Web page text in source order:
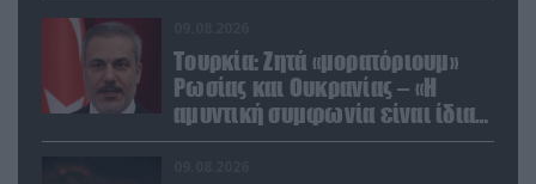
Τουρκία: Ζητά «μορατόριουμ»
Ρωσίας και Ουκρανίας – «Η
αμυντική συμφωνία είναι ίδια
με το άρθρο 5 του ΝΑΤΟ» (upd)